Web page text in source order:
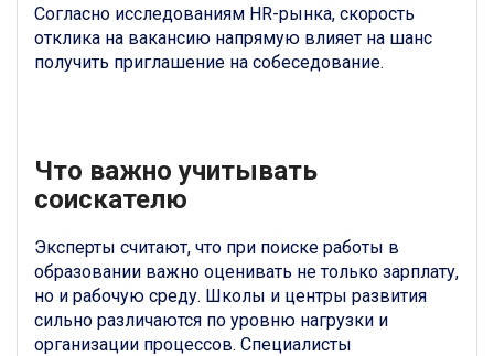
Согласно исследованиям HR-рынка, скорость
отклика на вакансию напрямую влияет на шанс
получить приглашение на собеседование.
Что важно учитывать
соискателю
Эксперты считают, что при поиске работы в
образовании важно оценивать не только зарплату,
но и рабочую среду. Школы и центры развития
сильно различаются по уровню нагрузки и
организации процессов. Специалисты